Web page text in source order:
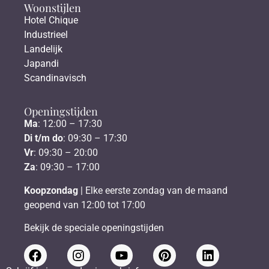
Woonstijlen
Hotel Chique
Industrieel
Landelijk
Japandi
Scandinavisch
Openingstijden
Ma: 12:00 – 17:30
Di t/m do: 09:30 – 17:30
Vr: 09:30 – 20:00
Za: 09:30 – 17:00
Koopzondag | Elke eerste zondag van de maand
geopend van 12:00 tot 17:00
Bekijk de speciale openingstijden